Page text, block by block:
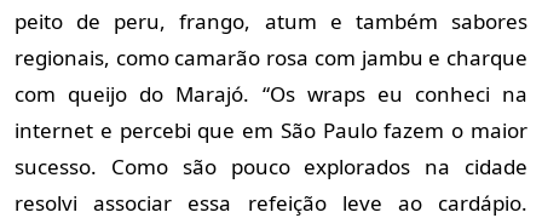
peito de peru, frango, atum e também sabores
regionais, como camarão rosa com jambu e charque
com queijo do Marajó. “Os wraps eu conheci na
internet e percebi que em São Paulo fazem o maior
sucesso. Como são pouco explorados na cidade
resolvi associar essa refeição leve ao cardápio.